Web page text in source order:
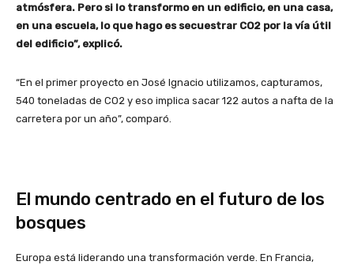
atmósfera. Pero si lo transformo en un edificio, en una casa,
en una escuela, lo que hago es secuestrar CO2 por la vía útil
del edificio”, explicó.
“En el primer proyecto en José Ignacio utilizamos, capturamos,
540 toneladas de CO2 y eso implica sacar 122 autos a nafta de la
carretera por un año”, comparó.
El mundo centrado en el futuro de los
bosques
Europa está liderando una transformación verde. En Francia,